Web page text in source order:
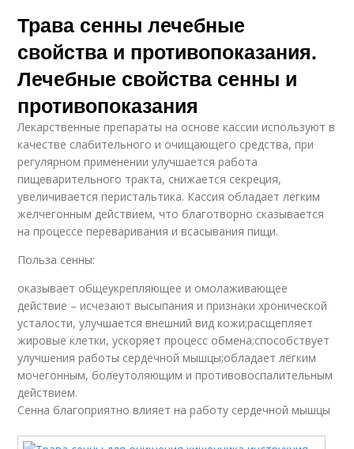
Трава сенны лечебные
свойства и противопоказания.
Лечебные свойства сенны и
противопоказания
Лекарственные препараты на основе кассии используют в
качестве слабительного и очищающего средства, при
регулярном применении улучшается работа
пищеварительного тракта, снижается секреция,
увеличивается перистальтика. Кассия обладает лёгким
желчегонным действием, что благотворно сказывается
на процессе переваривания и всасывания пищи.
Польза сенны:
оказывает общеукрепляющее и омолаживающее
действие – исчезают высыпания и признаки хронической
усталости, улучшается внешний вид кожи;расщепляет
жировые клетки, ускоряет процесс обмена;способствует
улучшения работы сердечной мышцы;обладает лёгким
мочегонным, болеутоляющим и противовоспалительным
действием.
Сенна благоприятно влияет на работу сердечной мышцы